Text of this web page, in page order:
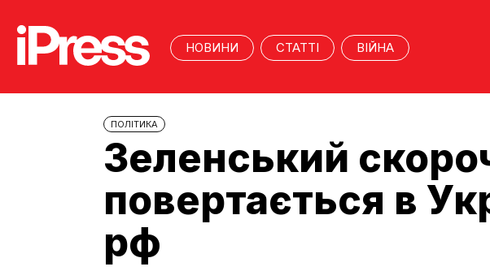
НОВИНИ СТАТТІ ВІЙНА
ПОЛІТИКА
Зеленський
повертається в
рф